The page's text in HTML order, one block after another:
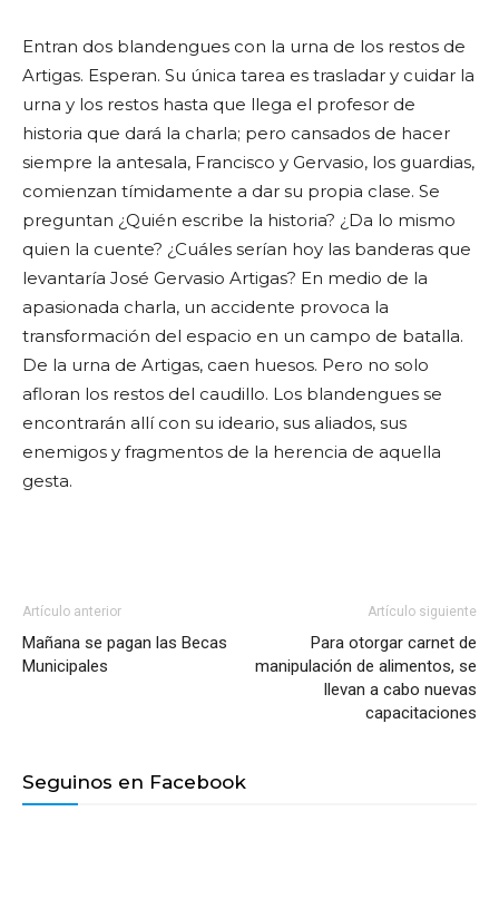
Entran dos blandengues con la urna de los restos de
Artigas. Esperan. Su única tarea es trasladar y cuidar la
urna y los restos hasta que llega el profesor de
historia que dará la charla; pero cansados de hacer
siempre la antesala, Francisco y Gervasio, los guardias,
comienzan tímidamente a dar su propia clase. Se
preguntan ¿Quién escribe la historia? ¿Da lo mismo
quien la cuente? ¿Cuáles serían hoy las banderas que
levantaría José Gervasio Artigas? En medio de la
apasionada charla, un accidente provoca la
transformación del espacio en un campo de batalla.
De la urna de Artigas, caen huesos. Pero no solo
afloran los restos del caudillo. Los blandengues se
encontrarán allí con su ideario, sus aliados, sus
enemigos y fragmentos de la herencia de aquella
gesta.
Artículo anterior
Mañana se pagan las Becas
Municipales
Artículo siguiente
Para otorgar carnet de
manipulación de alimentos, se
llevan a cabo nuevas
capacitaciones
Seguinos en Facebook